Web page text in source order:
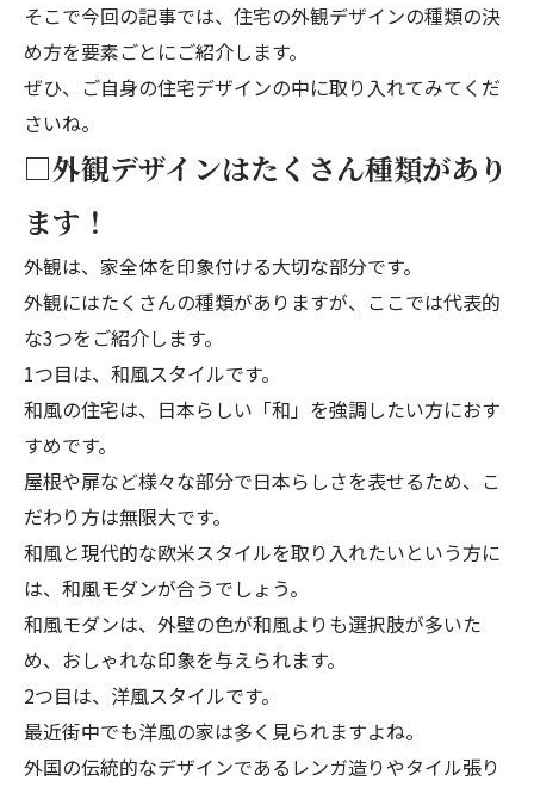
そこで今回の記事では、住宅の外観デザインの種類の決
め方を要素ごとにご紹介します。
ぜひ、ご自身の住宅デザインの中に取り入れてみてくだ
さいね。
□外観デザインはたくさん種類があり
ます！
外観は、家全体を印象付ける大切な部分です。
外観にはたくさんの種類がありますが、ここでは代表的
な3つをご紹介します。
1つ目は、和風スタイルです。
和風の住宅は、日本らしい「和」を強調したい方におす
すめです。
屋根や扉など様々な部分で日本らしさを表せるため、こ
だわり方は無限大です。
和風と現代的な欧米スタイルを取り入れたいという方に
は、和風モダンが合うでしょう。
和風モダンは、外壁の色が和風よりも選択肢が多いた
め、おしゃれな印象を与えられます。
2つ目は、洋風スタイルです。
最近街中でも洋風の家は多く見られますよね。
外国の伝統的なデザインであるレンガ造りやタイル張り